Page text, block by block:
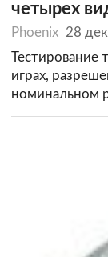
четырех
Phoenix 28
Тестирование
играх,
номинальном